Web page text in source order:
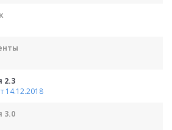
2.3
14.12.2018
3.0